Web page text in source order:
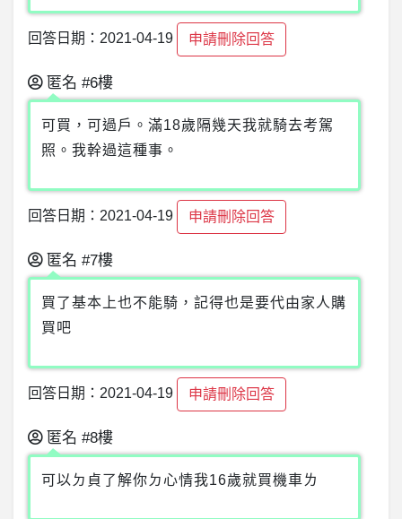
回答日期：2021-04-19 申請刪除回答
匿名 #6樓
可買，可過戶。滿18歲隔幾天我就騎去考駕
照。我幹過這種事。
回答日期：2021-04-19 申請刪除回答
匿名 #7樓
買了基本上也不能騎，記得也是要代由家人購
買吧
回答日期：2021-04-19 申請刪除回答
匿名 #8樓
可以ㄉ貞了解你ㄉ心情我16歲就買機車ㄌ